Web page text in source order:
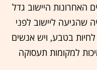
היישוב גדל
שהגיעה ליישוב לפני
בטבע, ויש אנשים
למקומות תעסוקה